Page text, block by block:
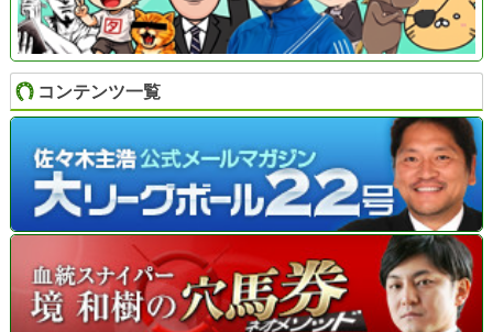
コンテンツ一覧